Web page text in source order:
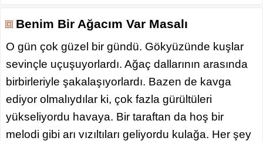
Benim Bir Ağacım Var Masalı
O gün çok güzel bir gündü. Gökyüzünde kuşlar
sevinçle uçuşuyorlardı. Ağaç dallarının arasında
birbirleriyle şakalaşıyorlardı. Bazen de kavga
ediyor olmalıydılar ki, çok fazla gürültüleri
yükseliyordu havaya. Bir taraftan da hoş bir
melodi gibi arı vızıltıları geliyordu kulağa. Her şey